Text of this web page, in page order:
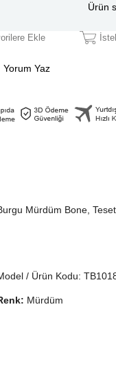
Ürün
Ekle
Yorum Yaz
Mürdüm Bone,
/ Ürün Kodu:
Mürdüm